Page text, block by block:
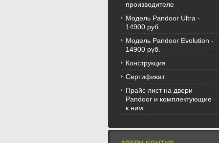
производителе
Модель Pandoor Ultra -
14900 руб.
Модель Pandoor Evolution -
14900 руб.
Конструкция
Сертификат
Прайс лист на двери
Pandoor и комплектующие
к ним